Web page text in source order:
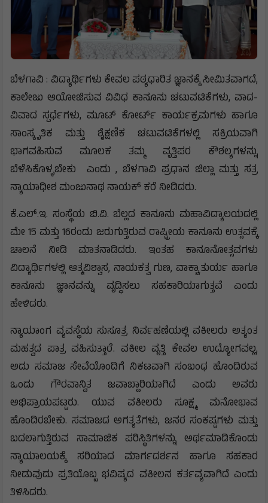
ಬೆಳಗಾವಿ : ವಿದ್ಯಾರ್ಥಿಗಳು ಕೇವಲ ಪಠ್ಯಧಾರಿತ ಜ್ಞಾನಕ್ಕೆ ಸೀಮಿತವಾಗದೆ,
ಕಾಲೇಜು ಆಯೋಜಿಸುವ ವಿವಿಧ ಕಾನೂನು ಚಟುವಟಿಕೆಗಳು, ವಾದ-
ವಿವಾದ ಸ್ಪರ್ಧೆಗಳು, ಮೂಟ್ ಕೋರ್ಟ್ ಕಾರ್ಯಕ್ರಮಗಳು ಹಾಗೂ
ಸಾಂಸ್ಕೃತಿಕ ಮತ್ತು ಶೈಕ್ಷಣಿಕ ಚಟುವಟಿಕೆಗಳಲ್ಲಿ ಸಕ್ರಿಯವಾಗಿ
ಭಾಗವಹಿಸುವ ಮೂಲಕ ತಮ್ಮ ವೃತ್ತಿಪರ ಕೌಶಲ್ಯಗಳನ್ನು
ಬೆಳೆಸಿಕೊಳ್ಳಬೇಕು ಎಂದು , ಬೆಳಗಾವಿ ಪ್ರಧಾನ ಜಿಲ್ಲಾ ಮತ್ತು ಸತ್ರ
ನ್ಯಾಯಾಧೀಶ ಮಂಜುನಾಥ ನಾಯಕ್ ಕರೆ ನೀಡಿದರು.
ಕೆ.ಎಲ್.ಇ. ಸಂಸ್ಥೆಯ ಬಿ.ವಿ. ಬೆಲ್ಲದ ಕಾನೂನು ಮಹಾವಿದ್ಯಾಲಯದಲ್ಲಿ
ಮೇ 15 ಮತ್ತು 16ರಂದು ಜರುಗುತ್ತಿರುವ ರಾಷ್ಟ್ರೀಯ ಕಾನೂನು ಉತ್ಸವಕ್ಕೆ
ಚಾಲನೆ ನೀಡಿ ಮಾತನಾಡಿದರು. ಇಂತಹ ಕಾನೂನೋತ್ಸವಗಳು
ವಿದ್ಯಾರ್ಥಿಗಳಲ್ಲಿ ಆತ್ಮವಿಶ್ವಾಸ, ನಾಯಕತ್ವ ಗುಣ, ವಾಕ್ಚಾತುರ್ಯ ಹಾಗೂ
ಕಾನೂನು ಜ್ಞಾನವನ್ನು ವೃದ್ಧಿಸಲು ಸಹಕಾರಿಯಾಗುತ್ತವೆ ಎಂದು
ಹೇಳಿದರು.
ನ್ಯಾಯಾಂಗ ವ್ಯವಸ್ಥೆಯ ಸುಸೂತ್ರ ನಿರ್ವಹಣೆಯಲ್ಲಿ ವಕೀಲರು ಅತ್ಯಂತ
ಮಹತ್ವದ ಪಾತ್ರ ವಹಿಸುತ್ತಾರೆ. ವಕೀಲ ವೃತ್ತಿ ಕೇವಲ ಉದ್ಯೋಗವಲ್ಲ,
ಅದು ಸಮಾಜ ಸೇವೆಯೊಂದಿಗೆ ನಿಕಟವಾಗಿ ಸಂಬಂಧ ಹೊಂದಿರುವ
ಒಂದು ಗೌರವಾನ್ವಿತ ಜವಾಬ್ದಾರಿಯಾಗಿದೆ ಎಂದು ಅವರು
ಅಭಿಪ್ರಾಯಪಟ್ಟರು. ಯುವ ವಕೀಲರು ಸೂಕ್ಷ್ಮ ಮನೋಭಾವ
ಹೊಂದಿರಬೇಕು. ಸಮಾಜದ ಅಗತ್ಯತೆಗಳು, ಜನರ ಸಂಕಷ್ಟಗಳು ಮತ್ತು
ಬದಲಾಗುತ್ತಿರುವ ಸಾಮಾಜಿಕ ಪರಿಸ್ಥಿತಿಗಳನ್ನು ಅರ್ಥಮಾಡಿಕೊಂಡು
ನ್ಯಾಯಾಲಯಕ್ಕೆ ಸರಿಯಾದ ಮಾರ್ಗದರ್ಶನ ಹಾಗೂ ಸಹಕಾರ
ನೀಡುವುದು ಪ್ರತಿಯೊಬ್ಬ ಭವಿಷ್ಯದ ವಕೀಲನ ಕರ್ತವ್ಯವಾಗಿದೆ ಎಂದು
ತಿಳಿಸಿದರು.